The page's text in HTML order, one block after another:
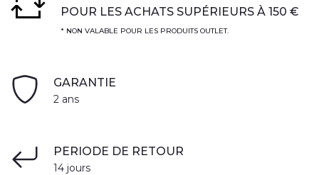
POUR LES ACHATS SUPÉRIEURS À 150 €
* NON VALABLE POUR LES PRODUITS OUTLET.
GARANTIE
2 ans
PERIODE DE RETOUR
14 jours